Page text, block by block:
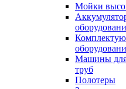
Мойки
Машины для
труб
Полотеры